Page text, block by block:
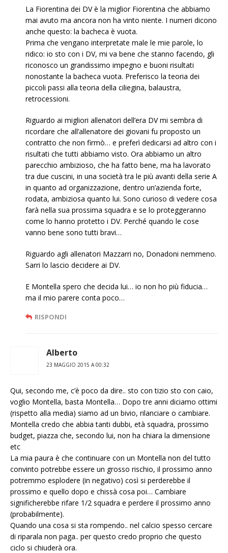
La Fiorentina dei DV è la miglior Fiorentina che abbiamo
mai avuto ma ancora non ha vinto niente. I numeri dicono
anche questo: la bacheca è vuota.
Prima che vengano interpretate male le mie parole, lo
ridico: io sto con i DV, mi va bene che stanno facendo, gli
riconosco un grandissimo impegno e buoni risultati
nonostante la bacheca vuota. Preferisco la teoria dei
piccoli passi alla teoria della ciliegina, balaustra,
retrocessioni.
Riguardo ai migliori allenatori dell’era DV mi sembra di
ricordare che all’allenatore dei giovani fu proposto un
contratto che non firmò… e preferì dedicarsi ad altro con i
risultati che tutti abbiamo visto. Ora abbiamo un altro
parecchio ambizioso, che ha fatto bene, ma ha lavorato
tra due cuscini, in una società tra le più avanti della serie A
in quanto ad organizzazione, dentro un’azienda forte,
rodata, ambiziosa quanto lui. Sono curioso di vedere cosa
farà nella sua prossima squadra e se lo proteggeranno
come lo hanno protetto i DV. Perché quando le cose
vanno bene sono tutti bravi…
Riguardo agli allenatori Mazzarri no, Donadoni nemmeno.
Sarri lo lascio decidere ai DV.
E Montella spero che decida lui… io non ho più fiducia…
ma il mio parere conta poco…
RISPONDI
Alberto
23 MAGGIO 2015 A 00:32
Qui, secondo me, c’è poco da dire.. sto con tizio sto con caio,
voglio Montella, basta Montella… Dopo tre anni diciamo ottimi
(rispetto alla media) siamo ad un bivio, rilanciare o cambiare.
Montella credo che abbia tanti dubbi, età squadra, prossimo
budget, piazza che, secondo lui, non ha chiara la dimensione
etc
La mia paura è che continuare con un Montella non del tutto
convinto potrebbe essere un grosso rischio, il prossimo anno
potremmo esplodere (in negativo) così si perderebbe il
prossimo e quello dopo e chissà cosa poi… Cambiare
significherebbe rifare 1/2 squadra e perdere il prossimo anno
(probabilmente).
Quando una cosa si sta rompendo.. nel calcio spesso cercare
di riparala non paga.. per questo credo proprio che questo
ciclo si chiuderà ora.